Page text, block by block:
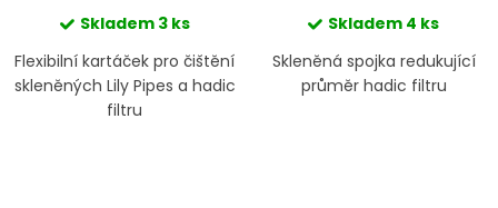
Skladem 3 ks
Flexibilní kartáček pro čištění
skleněných Lily Pipes a hadic
filtru
Skladem 4 ks
Skleněná spojka redukující
průměr hadic filtru